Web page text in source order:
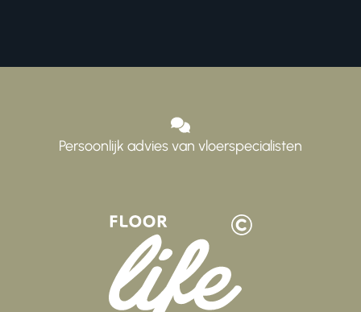
Persoonlijk advies van vloerspecialisten